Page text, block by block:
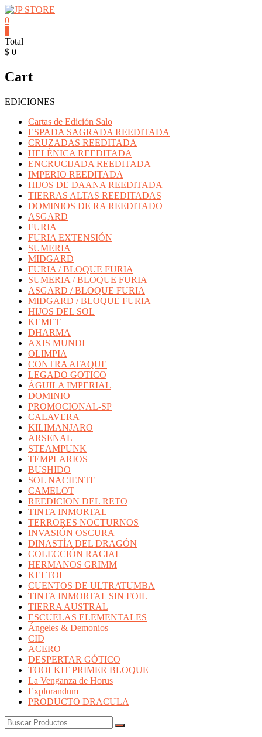
Saltar
contenido
STORE
al
de
Mitos
Leyendas
Productos
Pokemon
0
Total
$ 0
Cart
EDICIONES
Cartas de Edición Salo
ESPADA SAGRADA REEDITADA
CRUZADAS REEDITADA
HELÉNICA REEDITADA
ENCRUCIJADA REEDITADA
IMPERIO REEDITADA
HIJOS DE DAANA REEDITADA
TIERRAS ALTAS REEDITADAS
DOMINIOS DE RA REEDITADO
ASGARD
FURIA
FURIA EXTENSIÓN
SUMERIA
MIDGARD
FURIA / BLOQUE FURIA
SUMERIA / BLOQUE FURIA
ASGARD / BLOQUE FURIA
MIDGARD / BLOQUE FURIA
HIJOS DEL SOL
KEMET
DHARMA
AXIS MUNDI
OLIMPIA
CONTRA ATAQUE
LEGADO GOTICO
ÁGUILA IMPERIAL
DOMINIO
PROMOCIONAL-SP
CALAVERA
KILIMANJARO
ARSENAL
STEAMPUNK
TEMPLARIOS
BUSHIDO
SOL NACIENTE
CAMELOT
REEDICION DEL RETO
TINTA INMORTAL
TERRORES NOCTURNOS
INVASIÓN OSCURA
DINASTÍA DEL DRAGÓN
COLECCIÓN RACIAL
HERMANOS GRIMM
KELTOI
CUENTOS DE ULTRATUMBA
TINTA INMORTAL SIN FOIL
TIERRA AUSTRAL
ESCUELAS ELEMENTALES
Ángeles & Demonios
CID
ACERO
DESPERTAR GÓTICO
TOOLKIT PRIMER BLOQUE
La Venganza de Horus
Explorandum
PRODUCTO DRACULA
Buscar: